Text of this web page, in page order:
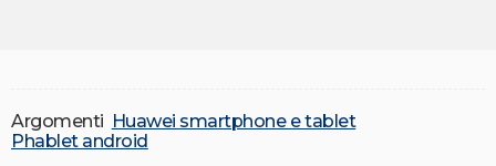
Argomenti Huawei smartphone e tablet
Phablet android